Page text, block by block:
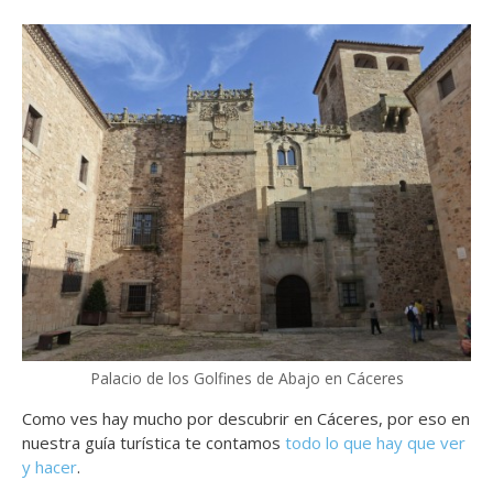
Palacio de los Golfines de Abajo en Cáceres
Como ves hay mucho por descubrir en Cáceres, por eso en
nuestra guía turística te contamos todo lo que hay que ver
y hacer.